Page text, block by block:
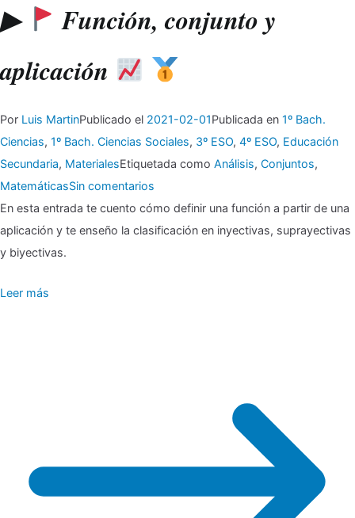
▶
Función, conjunto y
aplicación
Por Luis MartinPublicado el 2021-02-01Publicada en 1º Bach.
Ciencias, 1º Bach. Ciencias Sociales, 3º ESO, 4º ESO, Educación
Secundaria, MaterialesEtiquetada como Análisis, Conjuntos,
MatemáticasSin comentarios
▶
En esta entrada te cuento cómo definir una función a partir de una
aplicación y te enseño la clasificación en inyectivas, suprayectivas
y biyectivas.
Leer más